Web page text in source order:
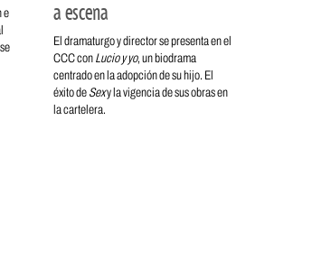
e
a escena
El dramaturgo y director se presenta en el
CCC con Lucio y yo, un biodrama
centrado en la adopción de su hijo. El
éxito de Sexy la vigencia de sus obras en
la cartelera.